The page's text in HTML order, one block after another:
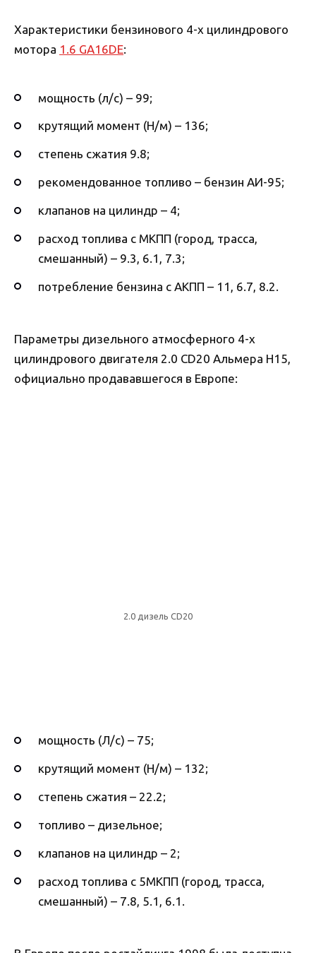
Характеристики бензинового 4-х цилиндрового
мотора 1.6 GA16DE:
мощность (л/с) – 99;
крутящий момент (Н/м) – 136;
степень сжатия 9.8;
рекомендованное топливо – бензин АИ-95;
клапанов на цилиндр – 4;
расход топлива с МКПП (город, трасса,
смешанный) – 9.3, 6.1, 7.3;
потребление бензина с АКПП – 11, 6.7, 8.2.
Параметры дизельного атмосферного 4-х
цилиндрового двигателя 2.0 CD20 Альмера Н15,
официально продававшегося в Европе:
2.0 дизель CD20
мощность (Л/с) – 75;
крутящий момент (Н/м) – 132;
степень сжатия – 22.2;
топливо – дизельное;
клапанов на цилиндр – 2;
расход топлива с 5МКПП (город, трасса,
смешанный) – 7.8, 5.1, 6.1.